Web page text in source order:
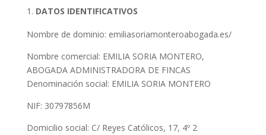
DATOS IDENTIFICATIVOS
Nombre de dominio: emiliasoriamonteroabogada.es/
Nombre comercial: EMILIA SORIA MONTERO,
ABOGADA ADMINISTRADORA DE FINCAS
Denominación social: EMILIA SORIA MONTERO
NIF: 30797856M
Domicilio social: C/ Reyes Católicos, 17, 4º 2